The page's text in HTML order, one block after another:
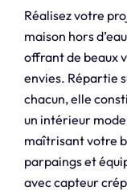
Réalisez votre
maison hors
offrant de beaux
envies. Répartie
chacun, elle
un intérieur
maîtrisant votre
parpaings et
avec capteur